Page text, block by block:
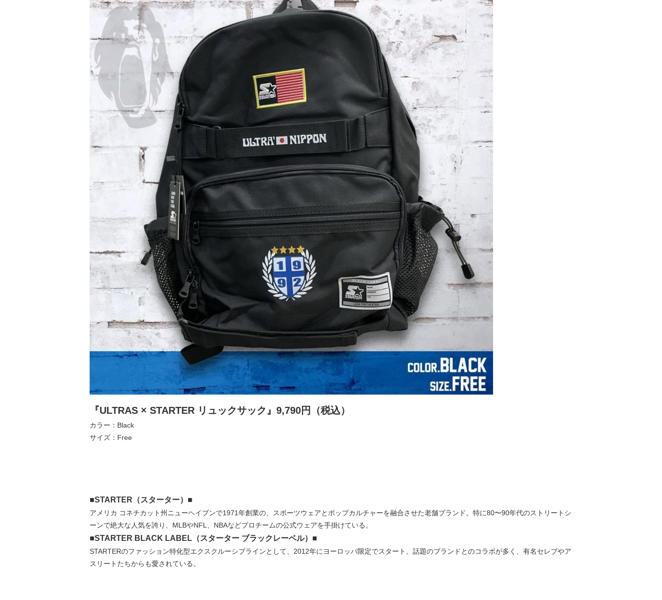
『ULTRAS × STARTER リュックサック』9,790円（税込）
カラー：Black
サイズ：Free
■STARTER（スターター）■
アメリカ コネチカット州ニューヘイブンで1971年創業の、スポーツウェアとポップカルチャーを融合させた老舗ブランド。特に80〜90年代のストリートシ
ーンで絶大な人気を誇り、MLBやNFL、NBAなどプロチームの公式ウェアを手掛けている。
■STARTER BLACK LABEL（スターター ブラックレーベル）■
STARTERのファッション特化型エクスクルーシブラインとして、2012年にヨーロッパ限定でスタート。話題のブランドとのコラボが多く、有名セレブやア
スリートたちからも愛されている。